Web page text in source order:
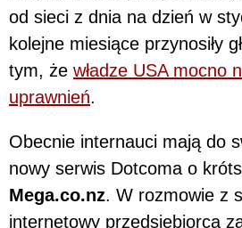
od sieci z dnia na dzień w
kolejne miesiące przynosiły
tym, że władze USA mocno
uprawnień.
Obecnie internauci mają do
nowy serwis Dotcoma o
Mega.co.nz. W rozmowie z
internetowy przedsiębiorca